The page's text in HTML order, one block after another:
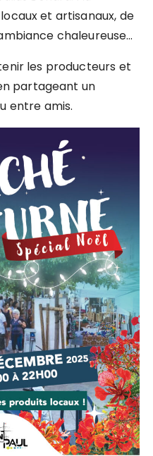
et artisanaux, de
chaleureuse…
les producteurs et
partageant un
entre amis.